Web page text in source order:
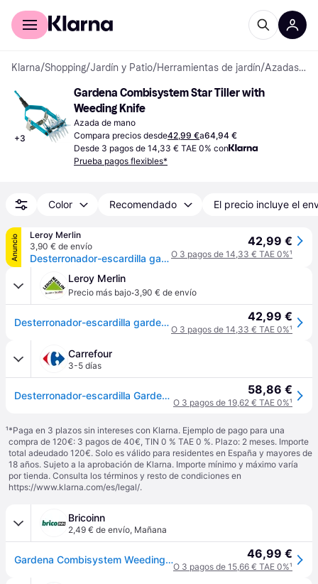
Comprar con Klarna
Klarna/Shopping/Jardín y Patio/Herramientas de jardín/ Azadas de mano
+3
Gardena Combisystem Star Tiller with
Weeding Knife
Azada de mano
Compara precios desde42,99 €a64,94 €
Desde 3 pagos de 14,33 € TAE 0% con
Prueba pagos flexibles*
Color Recomendado El precio incluye el
Anuncio
Leroy Merlin
3,90 € de envío
Desterronador-escardilla gardena combysistem de acero de 14 cm
42,99 €
O 3 pagos de 14,33 € TAE 0%¹
Leroy Merlin
Precio más bajo·3,90 € de envío
Desterronador-escardilla gardena combysistem de acero de 14 cm 42,99 €
O 3 pagos de 14,33 € TAE 0%¹
Carrefour
3-5 días
Desterronador-escardilla Gardena Combisystem - 3195-20 58,86 €
O 3 pagos de 19,62 € TAE 0%¹
¹*Paga en 3 plazos sin intereses con Klarna. Ejemplo de pago para una
compra de 120€: 3 pagos de 40€, TIN 0 % TAE 0 %. Plazo: 2 meses. Importe
total adeudado 120€. Solo es válido para residentes en España y mayores de
18 años. Sujeto a la aprobación de Klarna. Importe mínimo y máximo varía
por tienda. Consulta los términos y resto de condiciones en
https://www.klarna.com/es/legal/.
Bricoinn
2,49 € de envío, Mañana
Gardena Combisystem Weeding Hoe Clod Buster 14 Cm Plateado 46,99 €
O 3 pagos de 15,66 € TAE 0%¹